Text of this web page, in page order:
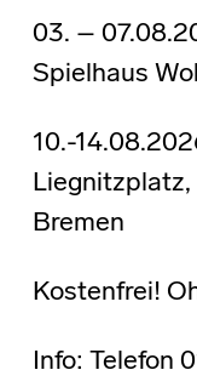
03. –
Spielhaus
10.-
Bremen
Kostenfrei!
Info: Telefon